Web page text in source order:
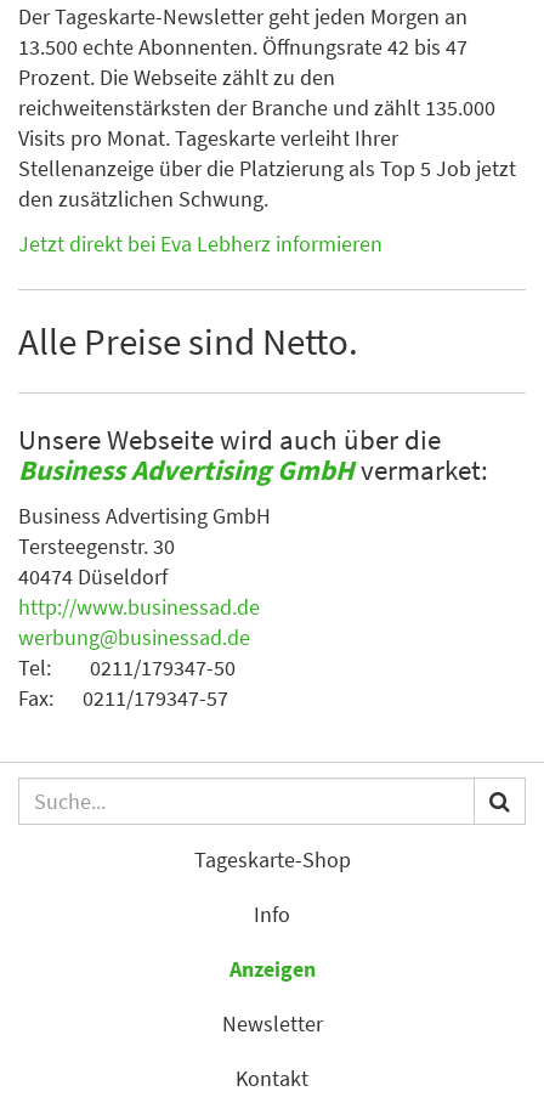
Der Tageskarte-Newsletter geht jeden Morgen an
13.500 echte Abonnenten. Öffnungsrate 42 bis 47
Prozent. Die Webseite zählt zu den
reichweitenstärksten der Branche und zählt 135.000
Visits pro Monat. Tageskarte verleiht Ihrer
Stellenanzeige über die Platzierung als Top 5 Job jetzt
den zusätzlichen Schwung.
Jetzt direkt bei Eva Lebherz informieren
Alle Preise sind Netto.
Unsere Webseite wird auch über die
Business Advertising GmbHvermarket:
Business Advertising GmbH
Tersteegenstr. 30
40474 Düseldorf
http://www.businessad.de
werbung@businessad.de
Tel: 0211/179347-50
Fax: 0211/179347-57
Tageskarte-Shop
Info
Anzeigen
Newsletter
Kontakt